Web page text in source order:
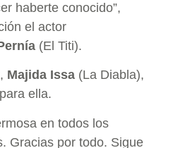
haberte conocido”,
el actor
(El Titi).
Majida Issa (La Diabla),
ella.
en todos los
Gracias por todo. Sigue